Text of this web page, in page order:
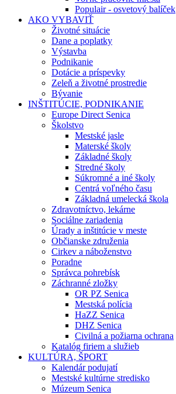
Populair - osvetový balíček
AKO VYBAVIŤ
Životné situácie
Dane a poplatky
Výstavba
Podnikanie
Dotácie a príspevky
Zeleň a životné prostredie
Bývanie
INŠTITÚCIE, PODNIKANIE
Europe Direct Senica
Školstvo
Mestské jasle
Materské školy
Základné školy
Stredné školy
Súkromné a iné školy
Centrá voľného času
Základná umelecká škola
Zdravotníctvo, lekárne
Sociálne zariadenia
Úrady a inštitúcie v meste
Občianske združenia
Cirkev a náboženstvo
Poradne
Správca pohrebísk
Záchranné zložky
OR PZ Senica
Mestská polícia
HaZZ Senica
DHZ Senica
Civilná a požiarna ochrana
Katalóg firiem a služieb
KULTÚRA, ŠPORT
Kalendár podujatí
Mestské kultúrne stredisko
Múzeum Senica